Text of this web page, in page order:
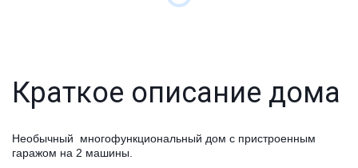
Краткое описание дома
Необычный многофункциональный дом с пристроенным
гаражом на 2 машины.